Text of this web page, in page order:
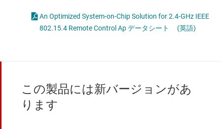
An Optimized System-on-Chip Solution for 2.4-GHz IEEE
802.15.4 Remote Control Ap データシート
(英語)
この製品には新バージョンがあ
ります